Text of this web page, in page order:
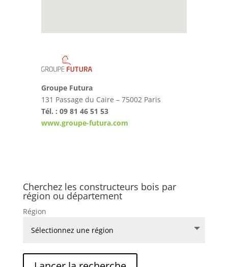
Groupe Futura
131 Passage du Caire – 75002 Paris
Tél. : 09 81 46 51 53
www.groupe-futura.com
Cherchez les constructeurs bois par
région ou département
Région